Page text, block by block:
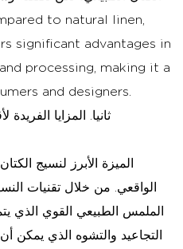
significant advantages in
processing, making it a
and designers.
ثانيا. المزايا
الميزة الأبرز لنسيج
الواقعي. من خلال تقنيات
الملمس الطبيعي القوي الذي
التجاعيد والتشوه الذي يمكن